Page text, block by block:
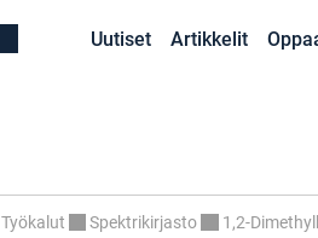
Uutiset Artikkelit
Työkalut Spektrikirjasto 1,2-